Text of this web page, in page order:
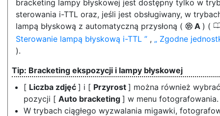
bracketing lampy błyskowej jest dostępny tylko w
sterowania i-TTL oraz, jeśli jest obsługiwany, w
lampą błyskową z automatyczną przysłoną ( q A ) (
Sterowanie lampą błyskową i-TTL ,
Zgodne
).
Bracketing ekspozycji i lampy błyskowej
[ Liczba zdjęć ] i [ Przyrost ] można również
pozycji [ Auto bracketing ] w menu fotografowania.
W trybach ciągłego wyzwalania migawki,